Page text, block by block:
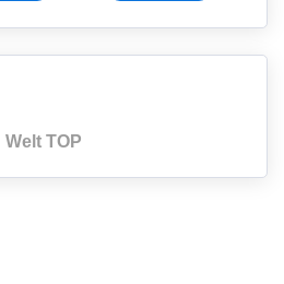
Welt TOP